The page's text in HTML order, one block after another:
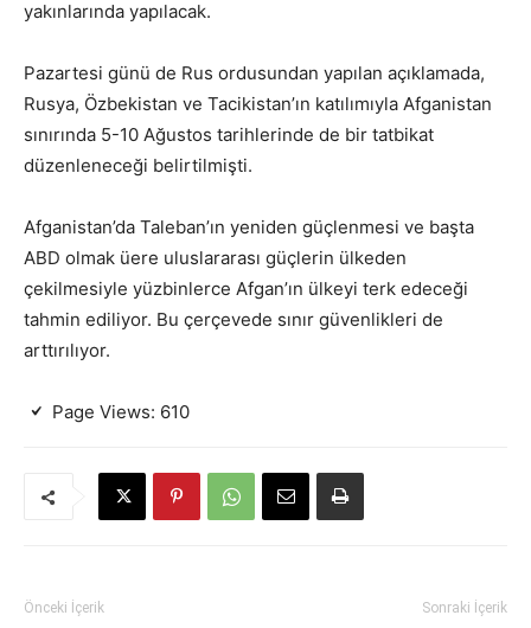
yakınlarında yapılacak.
Pazartesi günü de Rus ordusundan yapılan açıklamada,
Rusya, Özbekistan ve Tacikistan’ın katılımıyla Afganistan
sınırında 5-10 Ağustos tarihlerinde de bir tatbikat
düzenleneceği belirtilmişti.
Afganistan’da Taleban’ın yeniden güçlenmesi ve başta
ABD olmak üere uluslararası güçlerin ülkeden
çekilmesiyle yüzbinlerce Afgan’ın ülkeyi terk edeceği
tahmin ediliyor. Bu çerçevede sınır güvenlikleri de
arttırılıyor.
Page Views: 610
Önceki İçerik Sonraki İçerik